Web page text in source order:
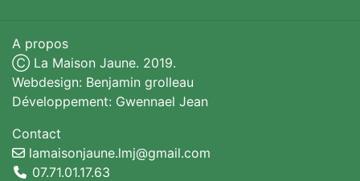
A propos
Ⓒ La Maison Jaune. 2019.
Webdesign: Benjamin grolleau
Développement: Gwennael Jean
Contact
lamaisonjaune.lmj@gmail.com
07.71.01.17.63